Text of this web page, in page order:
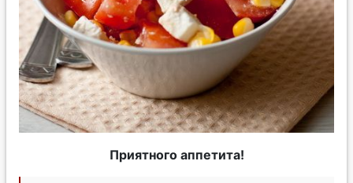
Приятного аппетита!